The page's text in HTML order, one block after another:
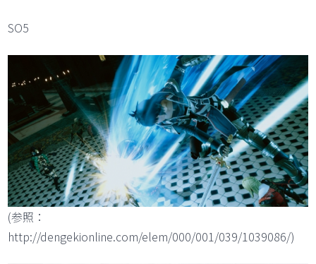
SO5
(参照：
http://dengekionline.com/elem/000/001/039/1039086/)